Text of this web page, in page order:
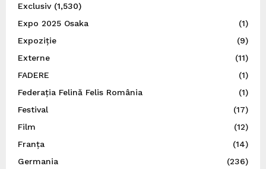
Exclusiv(1,530)
Expo 2025 Osaka
(1)
Expoziție
(9)
Externe
(11)
FADERE
(1)
Federația Felină Felis România
(1)
Festival
(17)
Film
(12)
Franța
(14)
Germania
(236)